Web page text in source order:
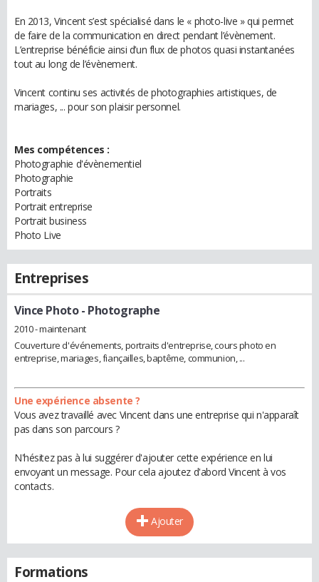
En 2013, Vincent s’est spécialisé dans le « photo-live » qui permet
de faire de la communication en direct pendant l’évènement.
L’entreprise bénéficie ainsi d’un flux de photos quasi instantanées
tout au long de l’évènement.
Vincent continu ses activités de photographies artistiques, de
mariages, ... pour son plaisir personnel.
Mes compétences :
Photographie d'évènementiel
Photographie
Portraits
Portrait entreprise
Portrait business
Photo Live
Entreprises
Vince Photo- Photographe
2010 - maintenant
Couverture d'événements, portraits d'entreprise, cours photo en
entreprise, mariages, fiançailles, baptême, communion, ...
Une expérience absente ?
Vous avez travaillé avec Vincent dans une entreprise qui n'apparaît
pas dans son parcours ?
N'hésitez pas à lui suggérer d'ajouter cette expérience en lui
envoyant un message. Pour cela ajoutez d'abord Vincent à vos
contacts.
Ajouter
Formations